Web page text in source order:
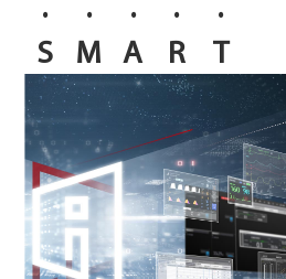
·
S
·
M
·
A
·
R
·
T